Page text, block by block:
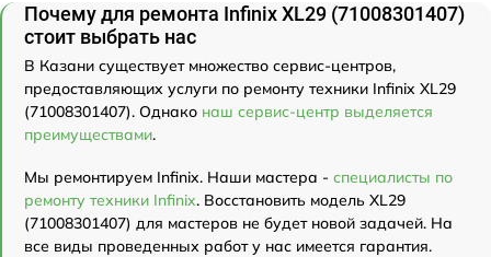
Почему для ремонта Infinix XL29 (71008301407)
стоит выбрать нас
В Казани существует множество сервис-центров,
предоставляющих услуги по ремонту техники Infinix XL29
(71008301407). Однако наш сервис-центр выделяется
преимуществами.
Мы ремонтируем Infinix. Наши мастера - специалисты по
ремонту техники Infinix. Восстановить модель XL29
(71008301407) для мастеров не будет новой задачей. На
все виды проведенных работ у нас имеется гарантия.